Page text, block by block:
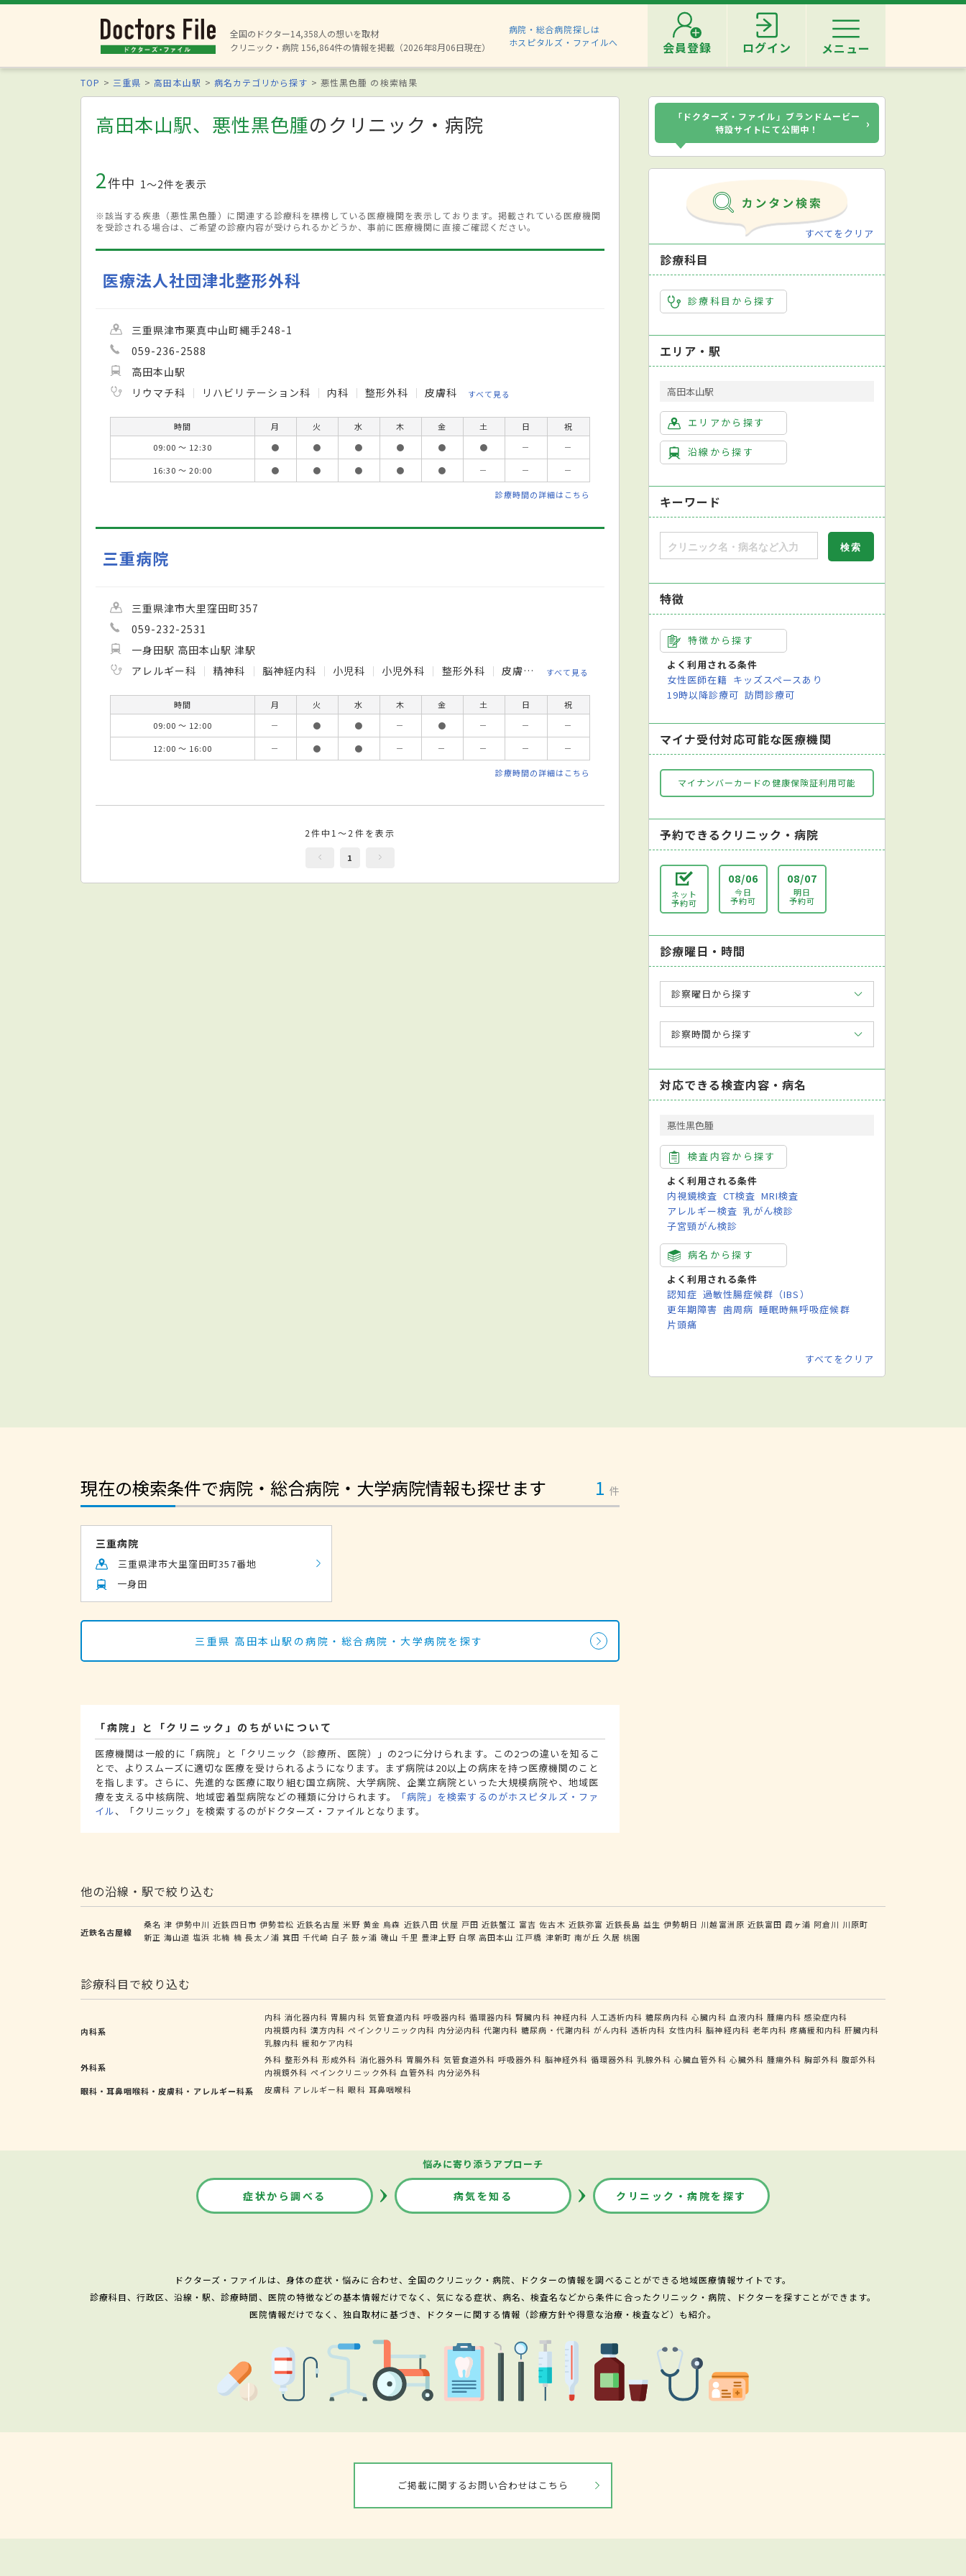
全国のドクター14,358人の想いを取材
クリニック・病院 156,864件の情報を掲載（2026年8月06日現在）
病院・総合病院探しは
ホスピタルズ・ファイルへ
会員登録 ログイン メニュー
TOP 三重県 高田本山駅 病名カテゴリから探す 悪性黒色腫 の検索結果
高田本山駅、悪性黒色腫のクリニック・病院
2件中 1〜2件を表示
※該当する疾患（悪性黒色腫）に関連する診療科を標榜している医療機関を表示しております。掲載されている医療機関
を受診される場合は、ご希望の診療内容が受けられるかどうか、事前に医療機関に直接ご確認ください。
医療法人社団津北整形外科
三重県津市栗真中山町縄手248-1
059-236-2588
高田本山駅
リウマチ科
リハビリテーション科 内科 整形外科 皮膚科 すべて見る
時間 月 火 水 木 金 土 日
祝
09:00 ～ 12:30
● ● ● ● ● ● －
－
16:30 ～ 20:00
● ● ● ● ● － － －
診療時間の詳細はこちら
三重病院
三重県津市大里窪田町357
059-232-2531
一身田駅 高田本山駅 津駅
アレルギー科
精神科 脳神経内科 小児科 小児外科 整形外科 皮膚科 眼科 リハビリテーション科 放射線科
すべて見る
時間 月 火 水 木 金 土 日
祝
09:00 ～ 12:00
－ ● ● － ● － －
－
12:00 ～ 16:00
－ ● ● － － － － －
診療時間の詳細はこちら
2件中1～2件を表示
1
「ドクターズ・ファイル」ブランドムービー
特設サイトにて公開中！
›
すべてをクリア
診療科目
診療科目から探す
エリア・駅
高田本山駅
エリアから探す
沿線から探す
キーワード
特徴
特徴から探す
よく利用される条件
女性医師在籍 キッズスペースあり
19時以降診療可 訪問診療可
マイナ受付対応可能な医療機関
マイナンバーカードの健康保険証利用可能
予約できるクリニック・病院
ネット
予約可
08/06
今日
予約可
08/07
明日
予約可
診療曜日・時間
診察曜日から探す
診察時間から探す
対応できる検査内容・病名
悪性黒色腫
検査内容から探す
よく利用される条件
内視鏡検査 CT検査 MRI検査
アレルギー検査 乳がん検診
子宮頸がん検診
病名から探す
よく利用される条件
認知症 過敏性腸症候群（IBS）
更年期障害 歯周病 睡眠時無呼吸症候群
片頭痛
すべてをクリア
現在の検索条件で病院・総合病院・大学病院情報も探せます 1 件
三重病院
三重県津市大里窪田町357番地
一身田
三重県 高田本山駅の病院・総合病院・大学病院を探す
「病院」と「クリニック」のちがいについて
医療機関は一般的に「病院」と「クリニック（診療所、医院）」の2つに分けられます。この2つの違いを知るこ
とで、よりスムーズに適切な医療を受けられるようになります。まず病院は20以上の病床を持つ医療機関のこと
を指します。さらに、先進的な医療に取り組む国立病院、大学病院、企業立病院といった大規模病院や、地域医
療を支える中核病院、地域密着型病院などの種類に分けられます。
「病院」を検索するのがホスピタルズ・ファ
イル、「クリニック」を検索するのがドクターズ・ファイルとなります。
他の沿線・駅で絞り込む
近鉄名古屋線
桑名 津 伊勢中川 近鉄四日市 伊勢若松 近鉄名古屋 米野 黄金 烏森 近鉄八田 伏屋 戸田 近鉄蟹江 富吉 佐古木 近鉄弥富 近鉄長島 益生 伊勢朝日 川越富洲原 近鉄富田 霞ヶ浦 阿倉川 川原町
新正 海山道 塩浜 北楠 楠 長太ノ浦 箕田 千代崎 白子 鼓ヶ浦 磯山 千里 豊津上野 白塚 高田本山 江戸橋 津新町 南が丘 久居 桃園
診療科目で絞り込む
内科系
内科 消化器内科 胃腸内科 気管食道内科 呼吸器内科 循環器内科 腎臓内科 神経内科 人工透析内科 糖尿病内科 心臓内科 血液内科 腫瘍内科 感染症内科
内視鏡内科 漢方内科 ペインクリニック内科 内分泌内科 代謝内科 糖尿病・代謝内科 がん内科 透析内科 女性内科 脳神経内科 老年内科 疼痛緩和内科 肝臓内科
乳腺内科 緩和ケア内科
外科系
外科 整形外科 形成外科 消化器外科 胃腸外科 気管食道外科 呼吸器外科 脳神経外科 循環器外科 乳腺外科 心臓血管外科 心臓外科 腫瘍外科 胸部外科 腹部外科
内視鏡外科 ペインクリニック外科 血管外科 内分泌外科
眼科・耳鼻咽喉科・皮膚科・アレルギー科系
皮膚科 アレルギー科 眼科 耳鼻咽喉科
悩みに寄り添うアプローチ
症状から調べる 病気を知る クリニック・病院を探す
ドクターズ・ファイルは、身体の症状・悩みに合わせ、全国のクリニック・病院、ドクターの情報を調べることができる地域医療情報サイトです。
診療科目、行政区、沿線・駅、診療時間、医院の特徴などの基本情報だけでなく、気になる症状、病名、検査名などから条件に合ったクリニック・病院、ドクターを探すことができます。
医院情報だけでなく、独自取材に基づき、ドクターに関する情報（診療方針や得意な治療・検査など）も紹介。
ご掲載に関するお問い合わせはこちら